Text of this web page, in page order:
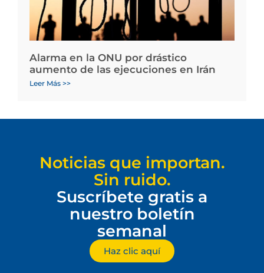
Alarma en la ONU por drástico
aumento de las ejecuciones en Irán
Leer Más >>
Noticias que importan.
Sin ruido.
Suscríbete gratis a
nuestro boletín
semanal
Haz clic aquí